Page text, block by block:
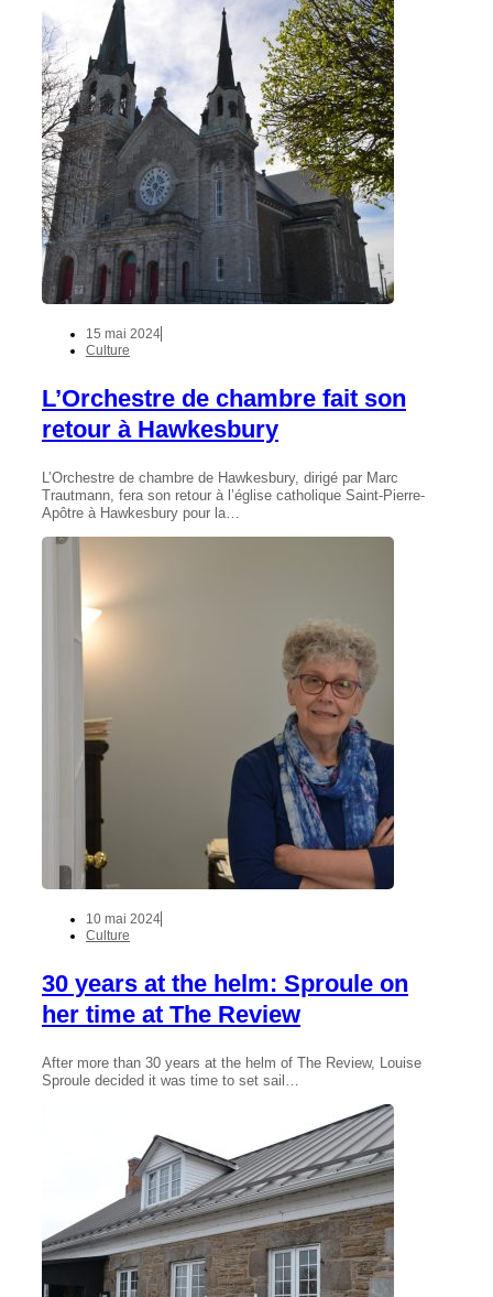
15 mai 2024
Culture
L’Orchestre de chambre fait son
retour à Hawkesbury
L’Orchestre de chambre de Hawkesbury, dirigé par Marc
Trautmann, fera son retour à l’église catholique Saint-Pierre-
Apôtre à Hawkesbury pour la…
10 mai 2024
Culture
30 years at the helm: Sproule on
her time at The Review
After more than 30 years at the helm of The Review, Louise
Sproule decided it was time to set sail…